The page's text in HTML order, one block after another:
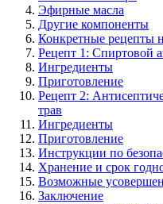
Эфирные масла
Другие компоненты
Конкретные рецепты
Рецепт 1: Спиртовой
Ингредиенты
Приготовление
Рецепт 2:
трав
Ингредиенты
Приготовление
Инструкции по
Хранение и срок
Возможные
Заключение